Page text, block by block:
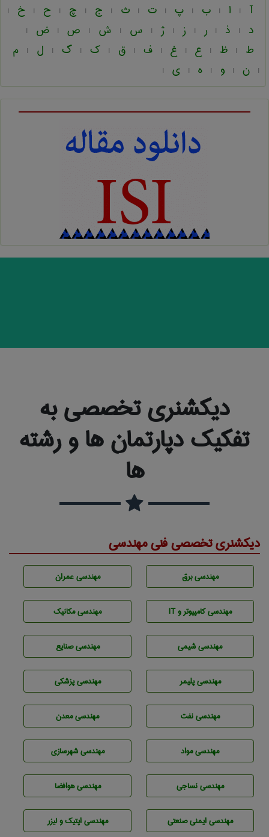
آ | ا | ب | پ | ت | ث | ج | چ | ح | خ |
د | ذ | ر | ز | ژ | س | ش | ص | ض |
ط | ظ | ع | غ | ف | ق | ک | گ | ل | م
| ن | و | ه | ی |
دیکشنری تخصصی به
تفکیک دپارتمان ها و رشته
ها
دیکشنری تخصصی فنی مهندسی
مهندسی برق مهندسی عمران
مهندسی كامپيوتر و IT مهندسی مکانیک
مهندسي شيمی مهندسی صنايع
مهندسی پليمر مهندسی پزشکی
مهندسی نفت مهندسی معدن
مهندسی مواد مهندسی شهرسازی
مهندسي نساجی مهندسی هوافضا
مهندسی ایمنی صنعتی مهندسی اپتیک و لیزر